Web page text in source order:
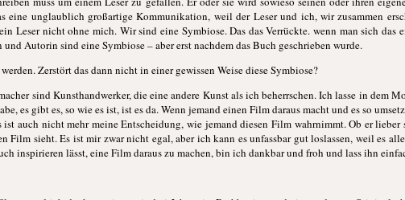
eine unglaublich großartige Kommunikation, weil der Leser und ich, wir zusammen
Leser nicht ohne mich. Wir sind eine Symbiose. Das das Verrückte. wenn man sich das
und Autorin sind eine Symbiose – aber erst nachdem das Buch geschrieben wurde.
Zerstört das dann nicht in einer gewissen Weise diese Symbiose?
sind Kunsthandwerker, die eine andere Kunst als ich beherrschen. Ich lasse in dem
es gibt es, so wie es ist, ist es da. Wenn jemand einen Film daraus macht und es so
auch nicht mehr meine Entscheidung, wie jemand diesen Film wahrnimmt. Ob er lieber
Film sieht. Es ist mir zwar nicht egal, aber ich kann es unfassbar gut loslassen, weil es
inspirieren lässt, eine Film daraus zu machen, bin ich dankbar und froh und lass ihn